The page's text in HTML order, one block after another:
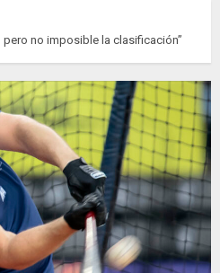
pero no imposible la clasificación”